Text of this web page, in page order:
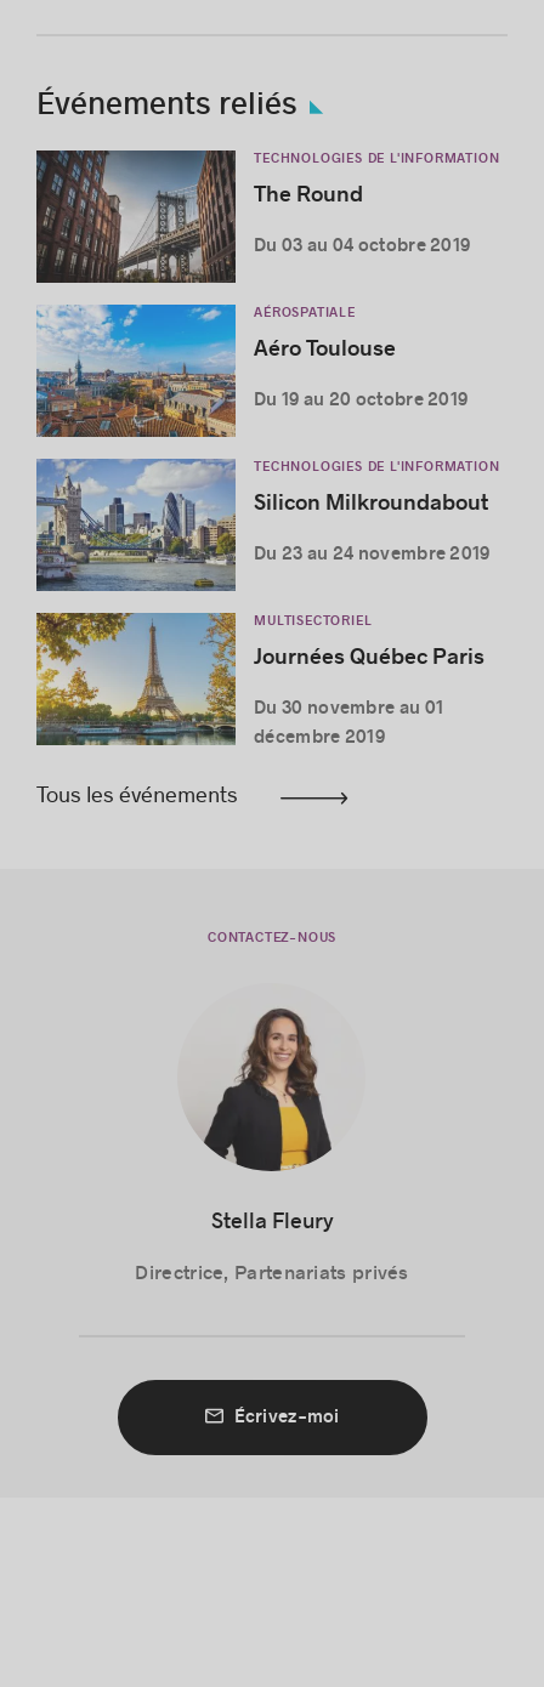
Événements reliés
TECHNOLOGIES DE L'INFORMATION
The Round
Du 03 au 04 octobre 2019
AÉROSPATIALE
Aéro Toulouse
Du 19 au 20 octobre 2019
TECHNOLOGIES DE L'INFORMATION
Silicon Milkroundabout
Du 23 au 24 novembre 2019
MULTISECTORIEL
Journées Québec Paris
Du 30 novembre au 01
décembre 2019
Tous les événements
CONTACTEZ-NOUS
Stella Fleury
Directrice, Partenariats privés
Écrivez-moi